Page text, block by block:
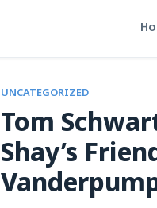
UNCATEGORIZED
Tom
Shay’s